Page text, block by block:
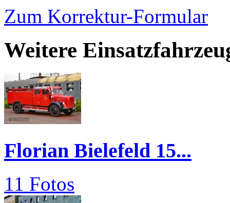
Zum Korrektur-Formular
Weitere
Florian Bielefeld 15...
11 Fotos